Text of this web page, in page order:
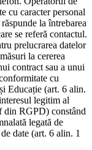
cu caracter personal
la întrebarea
se referă contactul.
prelucrarea datelor
la cererea
contract sau a unui
cu
Educație (art. 6 alin.
legitim al
din RGPD) constând
legată de
date (art. 6 alin. 1